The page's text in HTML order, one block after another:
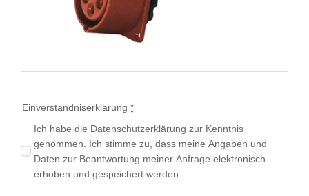
Einverständniserklärung *
Ich habe die Datenschutzerklärung zur Kenntnis
genommen. Ich stimme zu, dass meine Angaben und
Daten zur Beantwortung meiner Anfrage elektronisch
erhoben und gespeichert werden.